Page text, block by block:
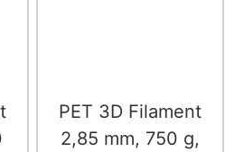
PET 3D Filament
2,85 mm, 750 g,